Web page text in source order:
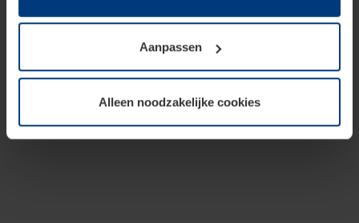
van deze pagina's absoluut vereist is. Voor alle andere
soorten cookies is uw toestemming benodigd. Uw
toestemming kunt u op elk moment bij de uitleg van de
wijzigen of herroepen.
Aanpassen
Alleen noodzakelijke cookies